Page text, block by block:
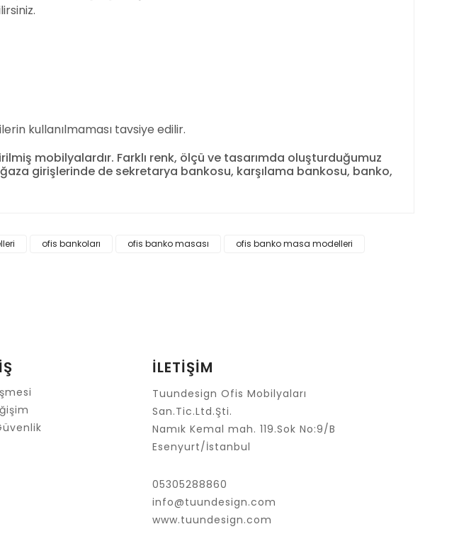
kullanılmaması tavsiye edilir.
mobilyalardır. Farklı renk, ölçü ve tasarımda oluşturduğumuz
girişlerinde de sekretarya bankosu, karşılama bankosu, banko,
noktaları öneri formunu kullanarak tarafımıza iletebilirsiniz.
ofis bankoları ofis banko masası
ofis banko masa modelleri
İLETİŞİM
Tuundesign Ofis Mobilyaları
San.Tic.Ltd.Şti.
Namık Kemal mah. 119.Sok No:9/B
Esenyurt/İstanbul
05305288860
info@tuundesign.com
www.tuundesign.com